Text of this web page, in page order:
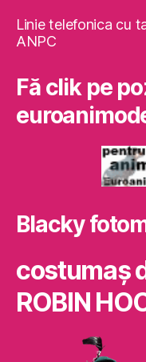
Linie telefonica cu
ANPC
Fă clik pe
Blacky
costumaş
ROBIN